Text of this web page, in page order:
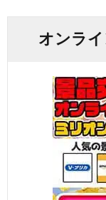
オンラ